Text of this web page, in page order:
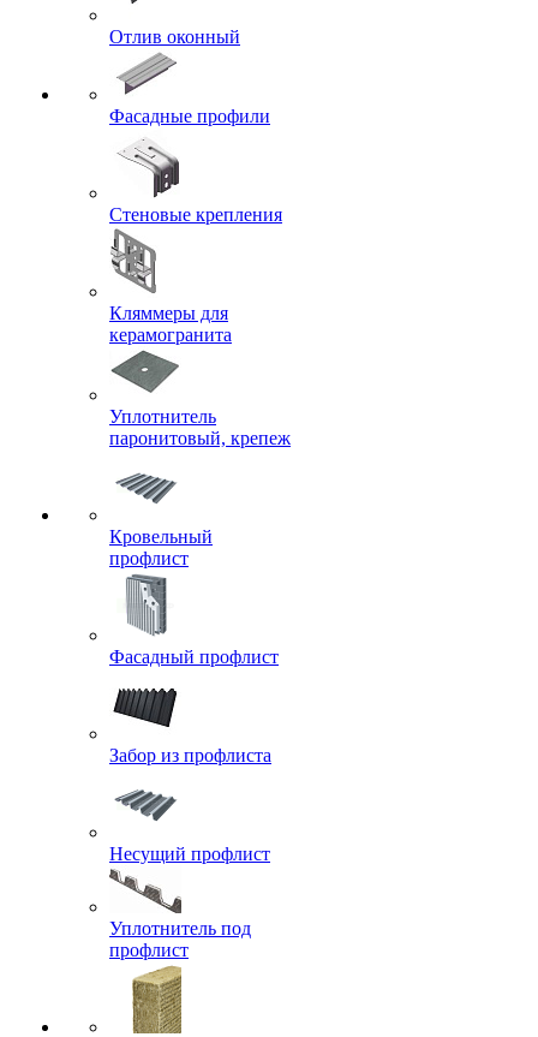
Отлив оконный
Фасадные профили
Стеновые крепления
Кляммеры для
керамогранита
Уплотнитель
паронитовый, крепеж
Кровельный
профлист
Фасадный профлист
Забор из профлиста
Несущий профлист
Уплотнитель под
профлист